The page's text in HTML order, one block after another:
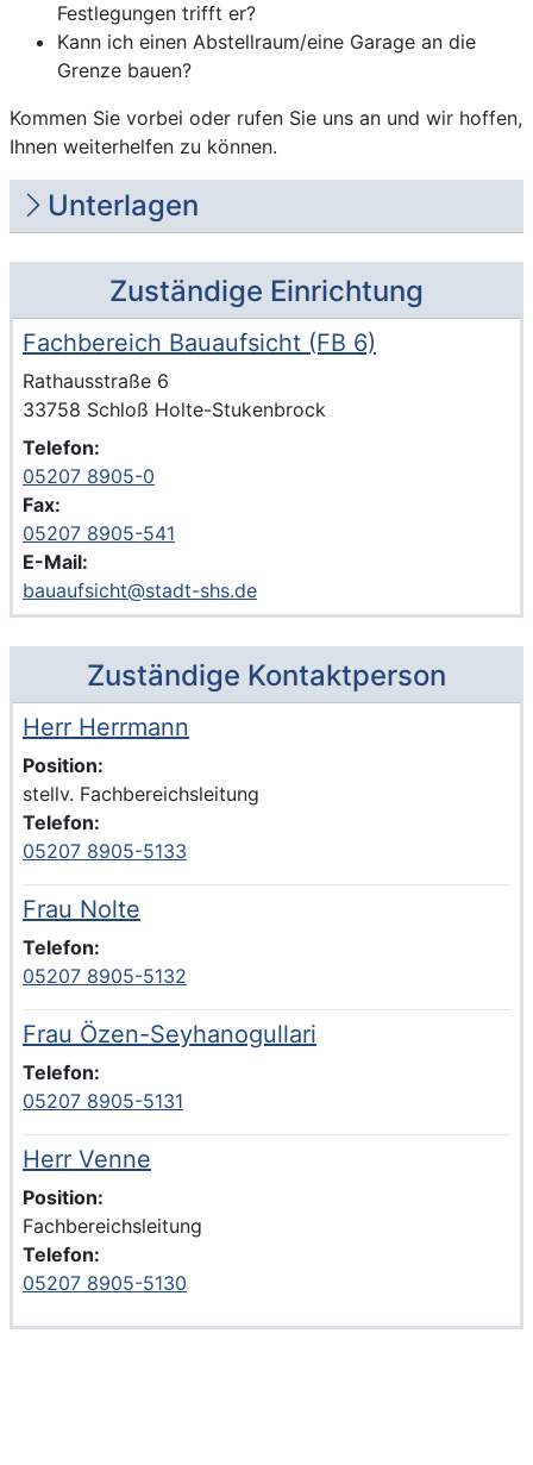
Festlegungen trifft er?
Kann ich einen Abstellraum/eine Garage an die
Grenze bauen?
Kommen Sie vorbei oder rufen Sie uns an und wir hoffen,
Ihnen weiterhelfen zu können.
Unterlagen
Zuständige Einrichtung
Name der Einrichtung
Fachbereich Bauaufsicht (FB 6)
Anschrift der Einrichtung
Strasse und Hausnummer
Rathausstraße 6
PLZ und Ort
33758 Schloß Holte-Stukenbrock
Telefon:
05207 8905-0
Fax:
05207 8905-541
E-Mail:
bauaufsicht@stadt-shs.de
Zuständige Kontaktperson
Beschreibung der zuständigen KontaktpersonHerr
Voller Name:
Herr Herrmann
Position:
stellv. Fachbereichsleitung
Telefon:
05207 8905-5133
Beschreibung der zuständigen KontaktpersonFrau Nolte
Voller Name:
Frau Nolte
Telefon:
05207 8905-5132
Beschreibung der zuständigen KontaktpersonFrau
Voller Name:
Frau Özen-Seyhanogullari
Telefon:
05207 8905-5131
Beschreibung der zuständigen KontaktpersonHerr Venne
Voller Name:
Herr Venne
Position:
Fachbereichsleitung
Telefon:
05207 8905-5130